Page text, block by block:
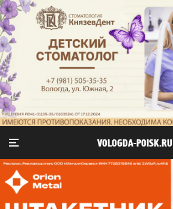
VOLOGDA-POISK.RU